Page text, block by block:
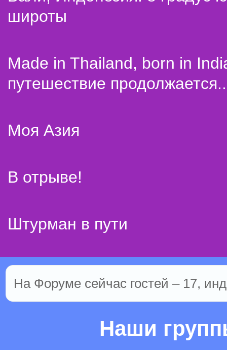
широты
Made in Thailand, born in
путешествие
Моя Азия
В отрыве!
Штурман в пути
На Форуме сейчас гостей – 17,
Наши